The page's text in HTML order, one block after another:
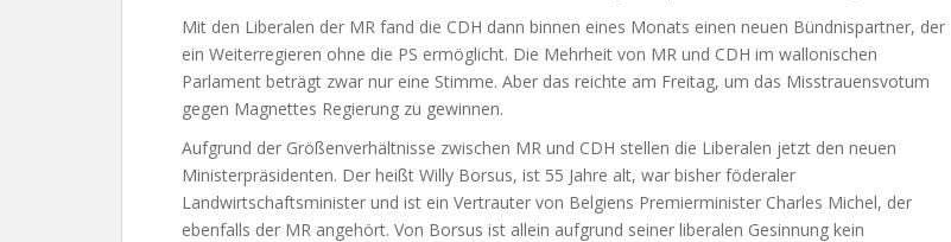
Mit den Liberalen der MR fand die CDH dann binnen eines Monats einen neuen Bündnispartner, der
ein Weiterregieren ohne die PS ermöglicht. Die Mehrheit von MR und CDH im wallonischen
Parlament beträgt zwar nur eine Stimme. Aber das reichte am Freitag, um das Misstrauensvotum
gegen Magnettes Regierung zu gewinnen.
Aufgrund der Größenverhältnisse zwischen MR und CDH stellen die Liberalen jetzt den neuen
Ministerpräsidenten. Der heißt Willy Borsus, ist 55 Jahre alt, war bisher föderaler
Landwirtschaftsminister und ist ein Vertrauter von Belgiens Premierminister Charles Michel, der
ebenfalls der MR angehört. Von Borsus ist allein aufgrund seiner liberalen Gesinnung kein